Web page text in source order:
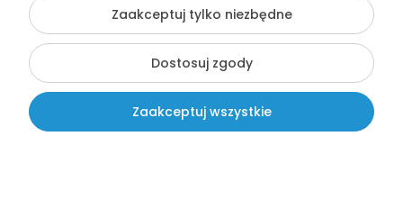
Zaakceptuj tylko niezbędne
Dostosuj zgody
Zaakceptuj wszystkie